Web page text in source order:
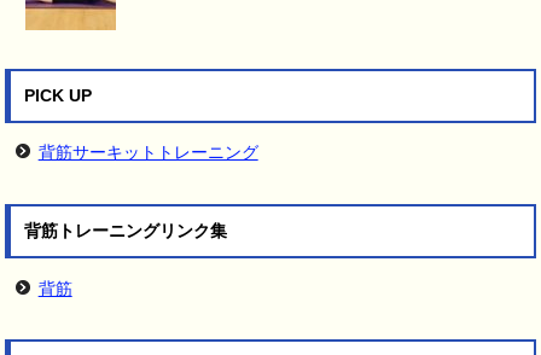
PICK UP
背筋サーキットトレーニング
背筋トレーニングリンク集
背筋